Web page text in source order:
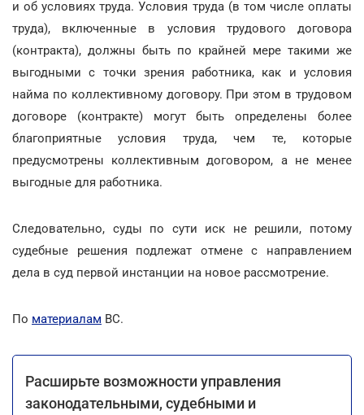
и об условиях труда. Условия труда (в том числе оплаты
труда), включенные в условия трудового договора
(контракта), должны быть по крайней мере такими же
выгодными с точки зрения работника, как и условия
найма по коллективному договору. При этом в трудовом
договоре (контракте) могут быть определены более
благоприятные условия труда, чем те, которые
предусмотрены коллективным договором, а не менее
выгодные для работника.
Следовательно, суды по сути иск не решили, потому
судебные решения подлежат отмене с направлением
дела в суд первой инстанции на новое рассмотрение.
По материалам ВС.
Расширьте возможности управления
законодательными, судебными и